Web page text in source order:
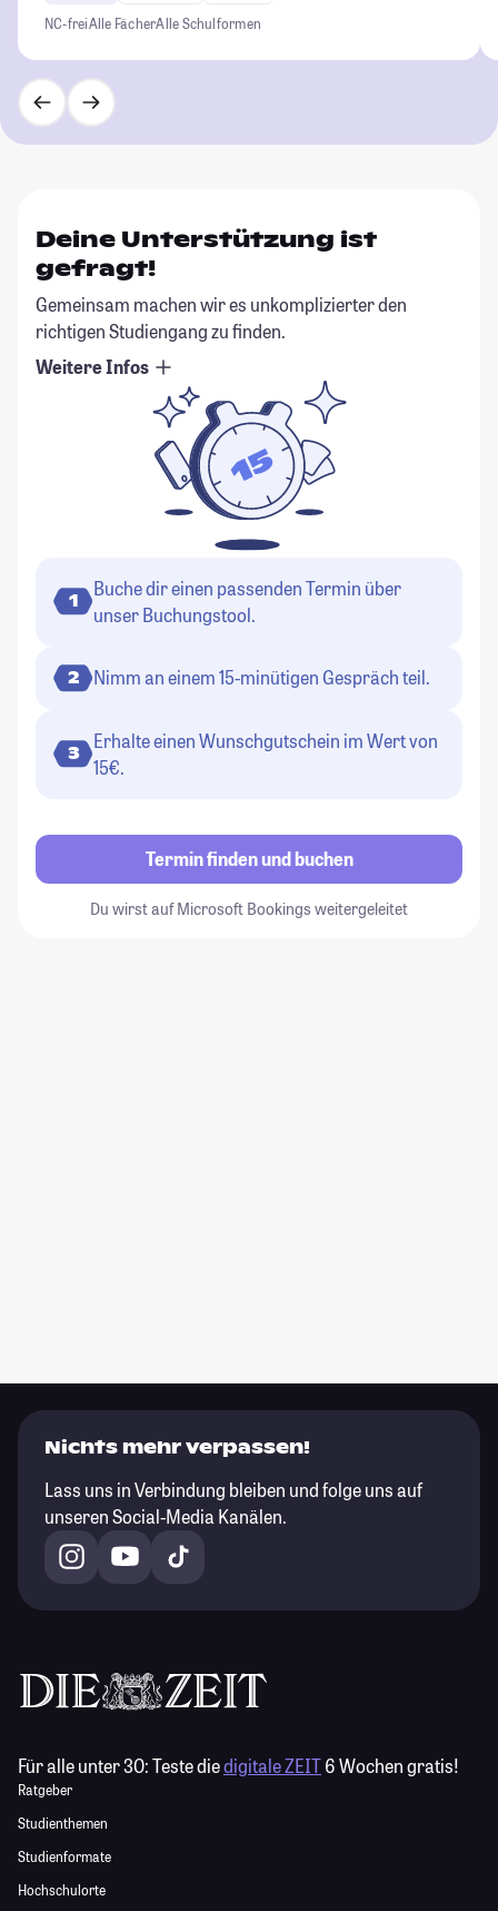
NC-freiAlle FächerAlle Schulformen
Deine Unterstützung ist
gefragt!
Gemeinsam machen wir es unkomplizierter den
richtigen Studiengang zu finden.
Weitere Infos
1
Buche dir einen passenden Termin über
unser Buchungstool.
2 Nimm an einem 15-minütigen Gespräch teil.
3
Erhalte einen Wunschgutschein im Wert von
15€.
Termin finden und buchen
Du wirst auf Microsoft Bookings weitergeleitet
Nichts mehr verpassen!
Lass uns in Verbindung bleiben und folge uns auf
unseren Social-Media Kanälen.
Für alle unter 30:Teste diedigitale ZEIT6 Wochen gratis!
Ratgeber
Studienthemen
Studienformate
Hochschulorte